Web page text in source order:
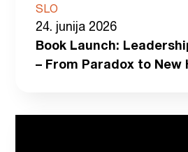
SLO
24. junija 2026
Book Launch:
– From Paradox to New